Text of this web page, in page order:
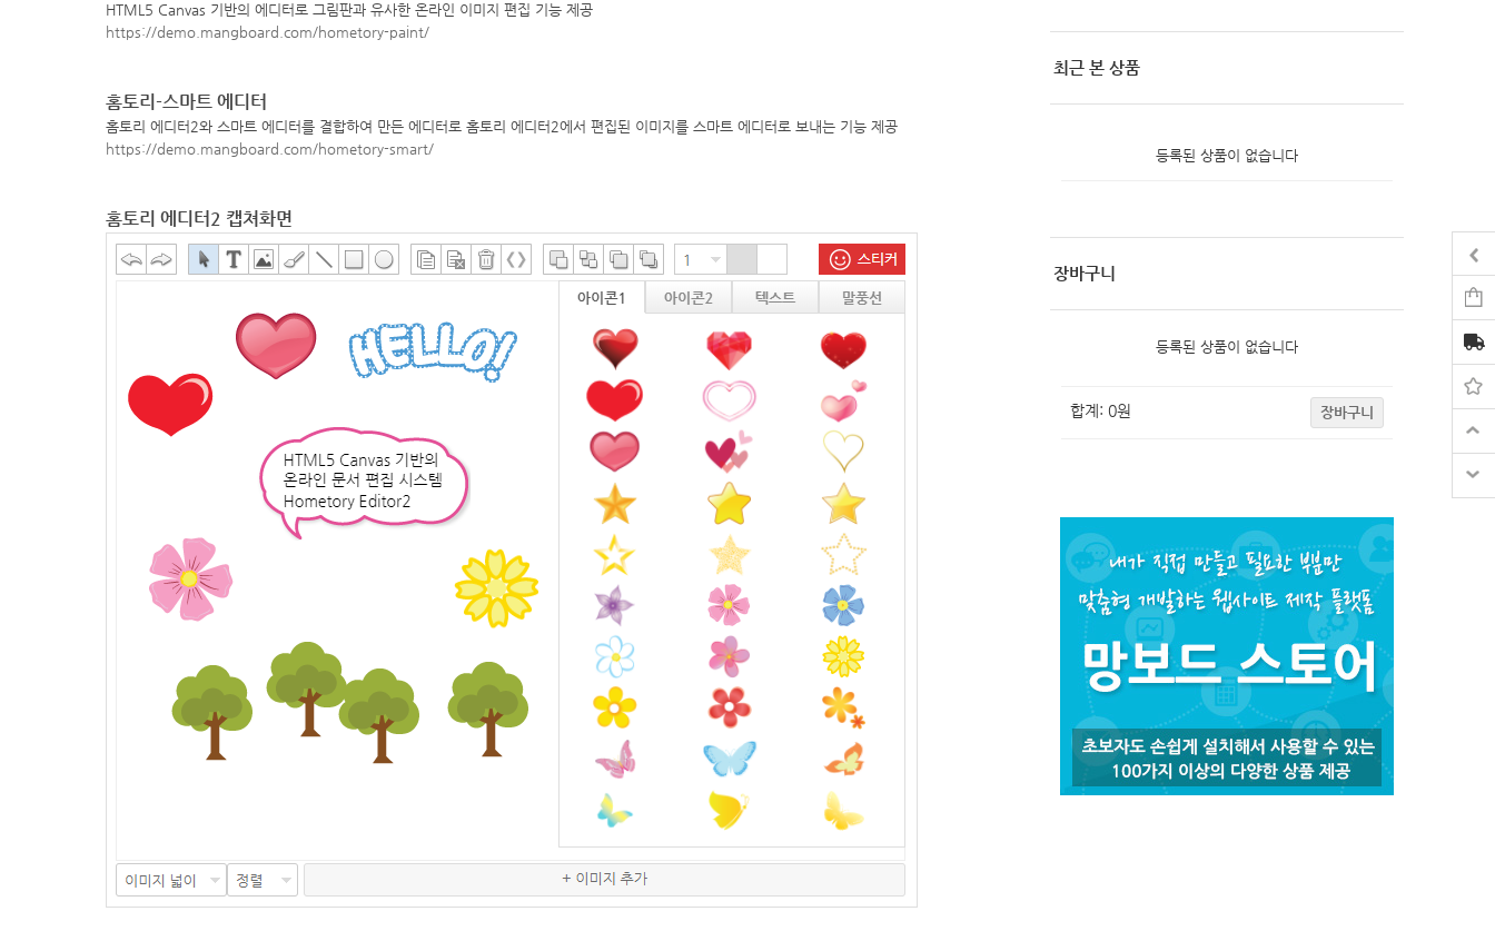
HTML5 Canvas 기반의 에디터로 그림판과 유사한 온라인 이미지 편집 기능 제공
https://demo.mangboard.com/hometory-paint/
홈토리-스마트 에디터
홈토리 에디터2와 스마트 에디터를 결합하여 만든 에디터로 홈토리 에디터2에서 편집된 이미지를 스마트 에디터로 보내는 기능 제공
https://demo.mangboard.com/hometory-smart/
홈토리 에디터2 캡쳐화면
최근 본 상품
등록된 상품이 없습니다
장바구니
등록된 상품이 없습니다
합계: 0원 장바구니